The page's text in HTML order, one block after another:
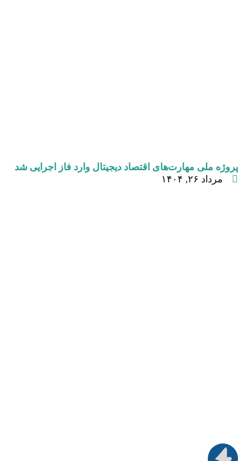
پروژه ملی مهارت‌های اقتصاد دیجیتال وارد فاز اجرایی شد
مرداد ۲۶, ۱۴۰۴